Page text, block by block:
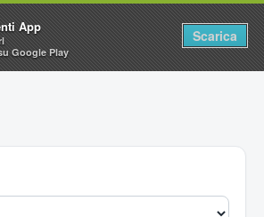
App
Google Play
Scarica